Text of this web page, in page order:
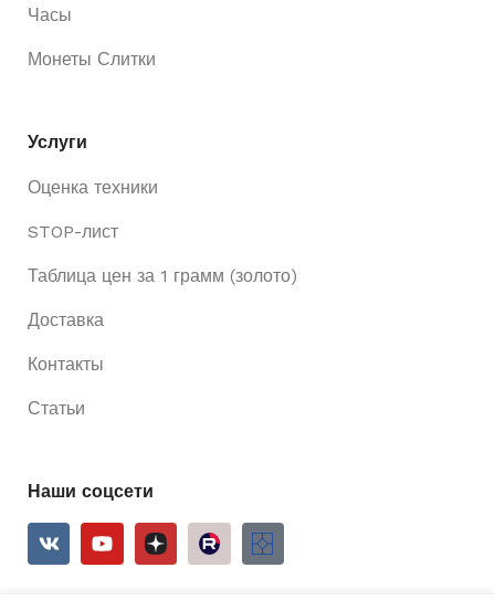
Часы
Монеты Слитки
Услуги
Оценка техники
STOP-лист
Таблица цен за 1 грамм (золото)
Доставка
Контакты
Статьи
Наши соцсети